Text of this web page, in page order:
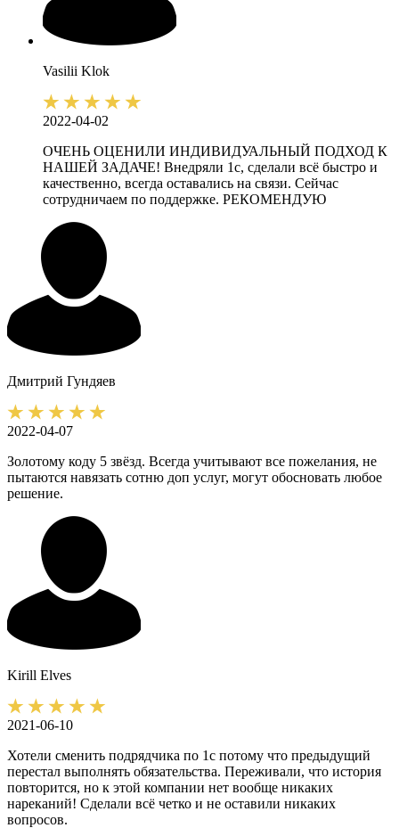
Vasilii Klok
2022-04-02
ОЧЕНЬ ОЦЕНИЛИ ИНДИВИДУАЛЬНЫЙ ПОДХОД К
НАШЕЙ ЗАДАЧЕ! Внедряли 1с, сделали всё быстро и
качественно, всегда оставались на связи. Сейчас
сотрудничаем по поддержке. РЕКОМЕНДУЮ
Дмитрий Гундяев
2022-04-07
Золотому коду 5 звёзд. Всегда учитывают все пожелания, не
пытаются навязать сотню доп услуг, могут обосновать любое
решение.
Kirill Elves
2021-06-10
Хотели сменить подрядчика по 1с потому что предыдущий
перестал выполнять обязательства. Переживали, что история
повторится, но к этой компании нет вообще никаких
нареканий! Сделали всё четко и не оставили никаких
вопросов.